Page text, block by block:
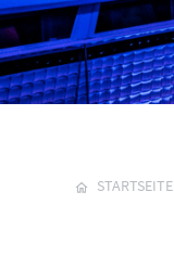
STARTSEITE